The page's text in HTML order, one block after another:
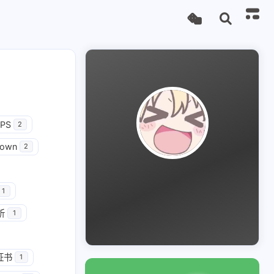
2
2
1
1
书 1